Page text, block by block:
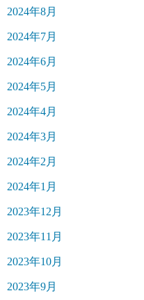
2024年8月
2024年7月
2024年6月
2024年5月
2024年4月
2024年3月
2024年2月
2024年1月
2023年12月
2023年11月
2023年10月
2023年9月